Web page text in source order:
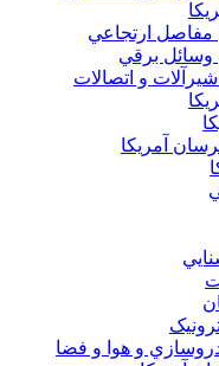
مفاصل ارتجاعي
وسائل برقي
شيرآلات و اتصالات
آمريکا
و هوا و فضا